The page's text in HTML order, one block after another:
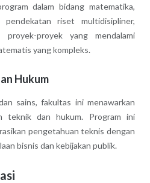
dalam bidang matematika,
riset multidisipliner,
proyek yang mendalami
yang kompleks.
Hukum
sains, fakultas ini menawarkan
teknik dan hukum. Program ini
pengetahuan teknis dengan
bisnis dan kebijakan publik.